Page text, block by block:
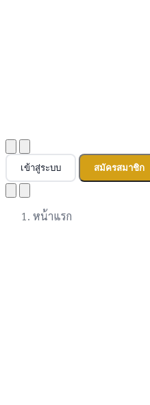
เข้าสู่ระบบ สมัครสมาชิก
หน้าแรก